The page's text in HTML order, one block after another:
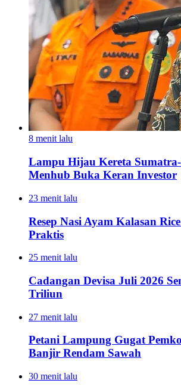
8 menit lalu
Lampu Hijau Kereta
Menhub Buka Keran Investor
23 menit lalu
Resep Nasi Ayam Kalasan
Praktis
25 menit lalu
Cadangan Devisa Juli 2026
Triliun
27 menit lalu
Petani Lampung Gugat
Banjir Rendam Sawah
30 menit lalu